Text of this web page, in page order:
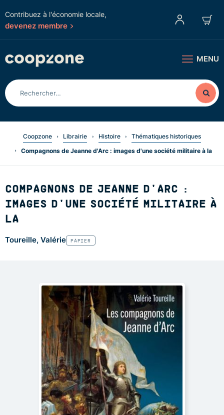
Contribuez à l'économie locale,
devenez membre
MENU
Coopzone Librairie Histoire
Thématiques historiques
Compagnons de Jeanne d'Arc : images d'une société militaire à la
COMPAGNONS DE JEANNE D'ARC :
IMAGES D'UNE SOCIÉTÉ MILITAIRE À
LA
Toureille, Valérie PAPIER